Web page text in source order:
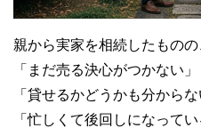
親から実家を相続したものの
「まだ売る決心がつかない」
「貸せるかどうかも分からな
「忙しくて後回しになってい